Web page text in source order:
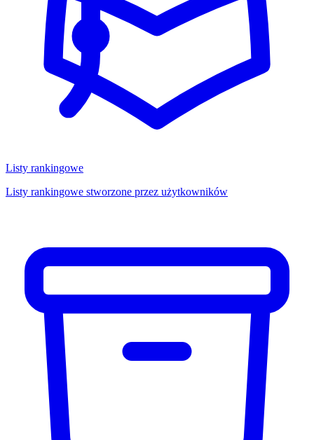
Listy rankingowe
Listy rankingowe stworzone przez użytkowników